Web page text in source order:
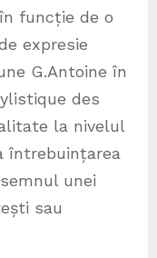
funcție de o
expresie
G.Antoine în
des
la nivelul
întrebuințarea
unei
sau